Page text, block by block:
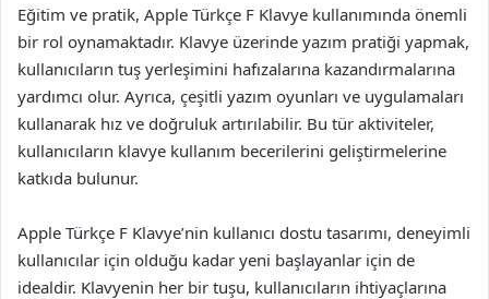
Eğitim ve pratik, Apple Türkçe F Klavye kullanımında önemli
bir rol oynamaktadır. Klavye üzerinde yazım pratiği yapmak,
kullanıcıların tuş yerleşimini hafızalarına kazandırmalarına
yardımcı olur. Ayrıca, çeşitli yazım oyunları ve uygulamaları
kullanarak hız ve doğruluk artırılabilir. Bu tür aktiviteler,
kullanıcıların klavye kullanım becerilerini geliştirmelerine
katkıda bulunur.
Apple Türkçe F Klavye’nin kullanıcı dostu tasarımı, deneyimli
kullanıcılar için olduğu kadar yeni başlayanlar için de
idealdir. Klavyenin her bir tuşu, kullanıcıların ihtiyaçlarına